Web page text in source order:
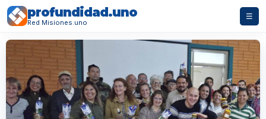
profundidad.uno
Red Misiones.uno
☰